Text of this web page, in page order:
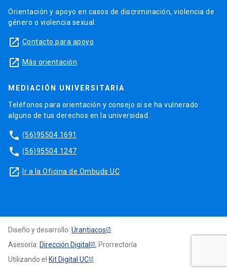
Orientación y apoyo en casos de discriminación, violencia de
género o violencia sexual.
launch Contacto para apoyo
launch Más orientación
MEDIACIÓN UNIVERSITARIA
Teléfonos para orientación y consejo si se ha vulnerado
alguno de tus derechos en la universidad.
phone (56)95504 1691
phone (56)95504 1247
launch Ir a la Oficina de Ombuds UC
Diseño y desarrollo: Urantiacos
Asesoría: Dirección Digital
, Prorrectoría
Utilizando el Kit Digital UC